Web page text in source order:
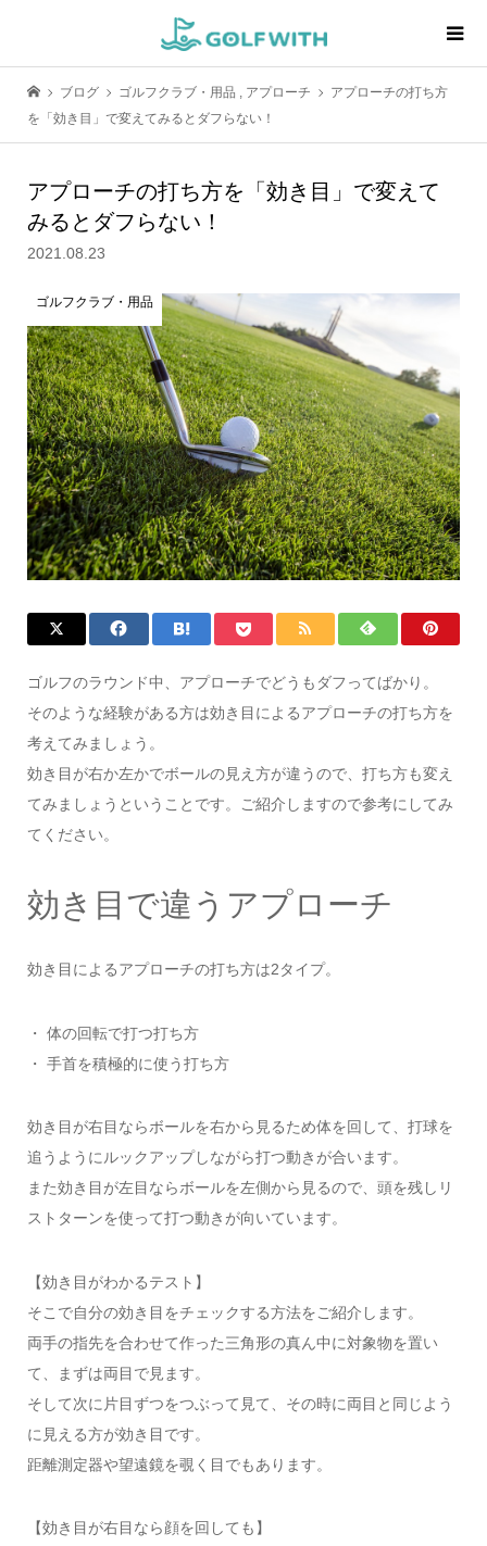
ブログ ゴルフクラブ・用品 , アプローチ
アプローチの打ち方
を「効き目」で変えてみるとダフらない！
アプローチの打ち方を「効き目」で変えて
みるとダフらない！
2021.08.23
ゴルフクラブ・用品
ゴルフのラウンド中、アプローチでどうもダフってばかり。
そのような経験がある方は効き目によるアプローチの打ち方を
考えてみましょう。
効き目が右か左かでボールの見え方が違うので、打ち方も変え
てみましょうということです。ご紹介しますので参考にしてみ
てください。
効き目で違うアプローチ
効き目によるアプローチの打ち方は2タイプ。
・ 体の回転で打つ打ち方
・ 手首を積極的に使う打ち方
効き目が右目ならボールを右から見るため体を回して、打球を
追うようにルックアップしながら打つ動きが合います。
また効き目が左目ならボールを左側から見るので、頭を残しリ
ストターンを使って打つ動きが向いています。
【効き目がわかるテスト】
そこで自分の効き目をチェックする方法をご紹介します。
両手の指先を合わせて作った三角形の真ん中に対象物を置い
て、まずは両目で見ます。
そして次に片目ずつをつぶって見て、その時に両目と同じよう
に見える方が効き目です。
距離測定器や望遠鏡を覗く目でもあります。
【効き目が右目なら顔を回しても】